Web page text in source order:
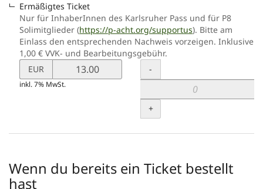
Ermäßigtes Ticket
Nur für InhaberInnen des Karlsruher Pass und für P8
Solimitglieder (https://p-acht.org/supportus). Bitte am
Einlass den entsprechenden Nachweis vorzeigen. Inklusive
1,00 € VVK- und Bearbeitungsgebühr.
Preis
von
Ermäßigtes
EUR
inkl. 7% MwSt.
Menge
-
+
Wenn du bereits ein Ticket bestellt
hast